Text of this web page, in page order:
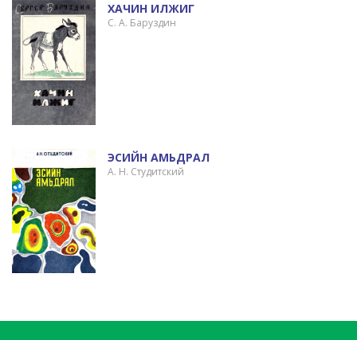
ХАЧИН ИЛЖИГ
С. А. Баруздин
ЭСИЙН АМЬДРАЛ
А. Н. Студитский